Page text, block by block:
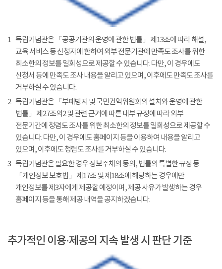
1 독립기념관은 「공공기관의 운영에 관한 법률」 제13조에 따라 해설,
교육 서비스 등 신청자에 한하여 외부 전문기관에 만족도 조사를 위한
최소한의 정보를 일회성으로 제공할 수 있습니다. 다만, 이 경우에도
신청서 등에 만족도 조사 내용을 알리고 있으며, 이후에도 만족도 조사를
거부하실 수 있습니다.
2 독립기념관은 「부패방지 및 국민권익위원회의 설치와 운영에 관한
법률」 제27조의2 및 관련 근거에 따른 내부 규정에 따라 외부
전문기간에 청렴도 조사를 위한 최소한의 정보를 일회성으로 제공할 수
있습니다. 다만, 이 경우에도 홈페이지 등을 이용하여 내용을 알리고
있으며, 이후에도 청렴도 조사를 거부하실 수 있습니다.
3 독립기념관은 필요한 경우 정보주체의 동의, 법률의 특별한 규정 등
「개인정보 보호법」 제17조 및 제18조에 해당하는 경우에만
개인정보를 제3자에게 제공할 예정이며, 제공 사유가 발생하는 경우
홈페이지 등을 통해 제공 내역을 공지하겠습니다.
추가적인 이용·제공의 지속 발생 시 판단 기준